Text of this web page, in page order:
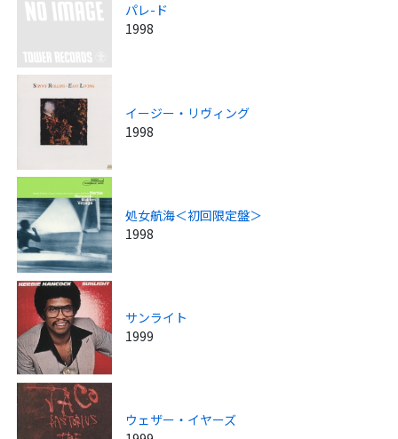
パレ-ド
1998
イージー・リヴィング
1998
処女航海＜初回限定盤＞
1998
サンライト
1999
ウェザー・イヤーズ